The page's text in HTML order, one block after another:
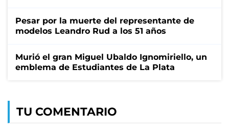
Pesar por la muerte del representante de
modelos Leandro Rud a los 51 años
Murió el gran Miguel Ubaldo Ignomiriello, un
emblema de Estudiantes de La Plata
TU COMENTARIO